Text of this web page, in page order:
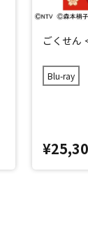
ごくせん
Blu-ray